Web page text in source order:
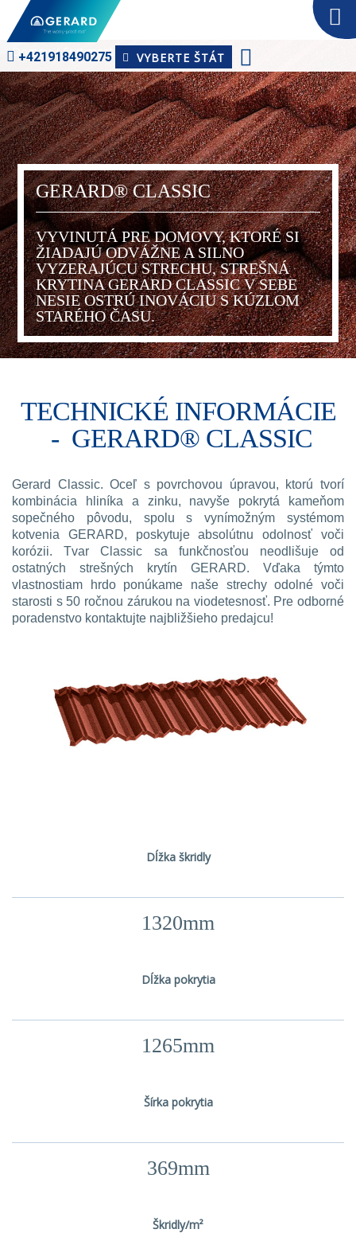
+421918­490275 VYBERTE ŠTÁT
Domov Sortiment GERARD® Classic
GERARD® CLASSIC
VYVINUTÁ PRE DOMOVY, KTORÉ SI
ŽIADAJÚ ODVÁŽNE A SILNO
VYZERAJÚCU STRECHU, STREŠNÁ
KRYTINA GERARD CLASSIC V SEBE
NESIE OSTRÚ INOVÁCIU S KÚZLOM
STARÉHO ČASU.
TECHNICKÉ INFORMÁCIE
- GERARD® CLASSIC
Gerard Classic. Oceľ s povrchovou úpravou, ktorú tvorí
kombinácia hliníka a zinku, navyše pokrytá kameňom
sopečného pôvodu, spolu s vynímožným systémom
kotvenia GERARD, poskytuje absolútnu odolnosť voči
korózii. Tvar Classic sa funkčnosťou neodlišuje od
ostatných strešných krytín GERARD. Vďaka týmto
vlastnostiam hrdo ponúkame naše strechy odolné voči
starosti s 50 ročnou zárukou na viodetesnosť. Pre odborné
poradenstvo kontaktujte najbližšieho predajcu!
Dĺžka škridly
1320mm
Dĺžka pokrytia
1265mm
Šírka pokrytia
369mm
Škridly/m²